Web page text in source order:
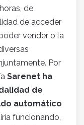
de
de acceder
vender o la
Por
Sarenet ha
de
automático
funcionando,